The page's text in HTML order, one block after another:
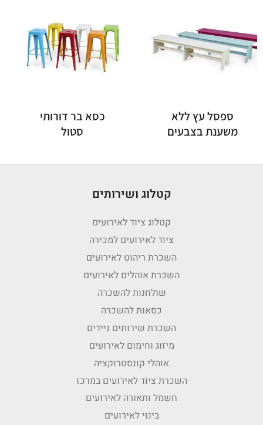
ספסל עץ ללא
משענת בצבעים
כסא בר דורותי
סטול
קטלוג ושירותים
קטלוג ציוד לאירועים
ציוד לאירועים למכירה
השכרת ריהוט לאירועים
השכרת אוהלים לאירועים
שולחנות להשכרה
כסאות להשכרה
השכרת שירותים ניידים
מיזוג וחימום לאירועים
אוהלי קונסטרוקציה
השכרת ציוד לאירועים במרכז
חשמל ותאורה לאירועים
בינוי לאירועים